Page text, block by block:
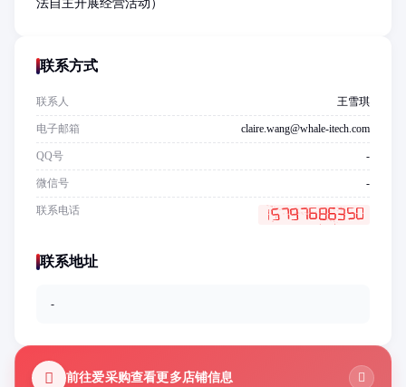
法自主开展经营活动）
联系方式
联系人 王雪琪
电子邮箱 claire.wang@whale-itech.com
QQ号 -
微信号 -
联系电话
联系地址
-
前往爱采购查看更多店铺信息